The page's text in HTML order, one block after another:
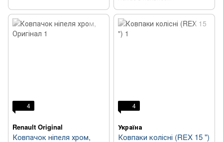
4
Renault Original
Ковпачок ніпеля хром,
4
Україна
Ковпаки колісні (REX 15 ")